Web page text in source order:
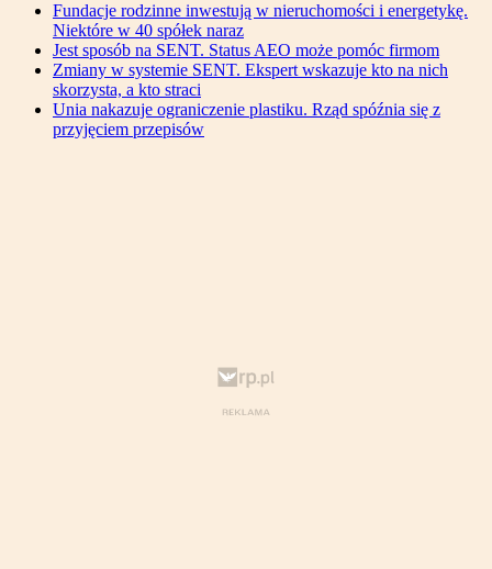
Fundacje rodzinne inwestują w nieruchomości i energetykę.
Niektóre w 40 spółek naraz
Jest sposób na SENT. Status AEO może pomóc firmom
Zmiany w systemie SENT. Ekspert wskazuje kto na nich
skorzysta, a kto straci
Unia nakazuje ograniczenie plastiku. Rząd spóźnia się z
przyjęciem przepisów